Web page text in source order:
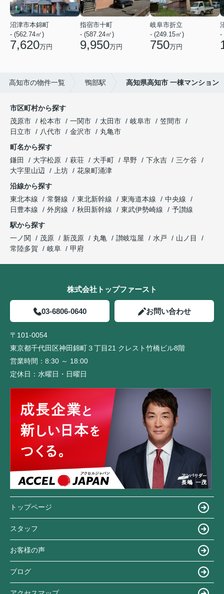
沼津市本錦町
- (562.74㎡)
7,620万円
指宿市十町
- (587.24㎡)
9,950万円
岐阜市折立
- (249.15㎡)
750万円
-
高知市の物件一覧 鴨部駅 高知県高知市 一棟マンション
市区町村から探す
茂原市
松本市 一関市 太田市 岐阜市
笠間市
日立市
八代市 金沢市
丸亀市
町名から探す
鎌田
大字松原 萩荘 大手町 早野 下永吉
三ケ谷
大字里山辺
上坊
花泉町涌津
沿線から探す
東北本線
常磐線 東北新幹線 東海道本線
中央線
日豊本線
外房線 秋田新幹線 東武伊勢崎線
予讃線
駅から探す
一ノ関
茂原 新茂原 丸亀 讃岐塩屋 水戸
山ノ目
常陸多賀
岐阜 甲府
株式会社トップファースト
03-6806-0640 お問い合わせ
〒101-0054
東京都千代田区神田錦町３丁目21 クレスト竹橋ビル8階
営業時間： 8:30 ～ 18:00
定休日： 水曜日・日曜日
トップページ
スタッフ
お客様の声
ブログ